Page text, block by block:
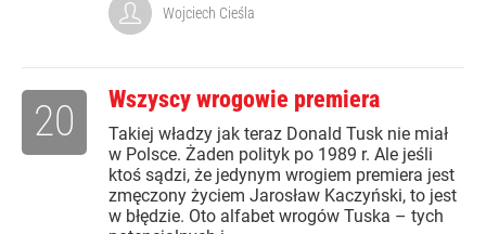
Wojciech Cieśla
Wszyscy wrogowie premiera
Takiej władzy jak teraz Donald Tusk nie miał
w Polsce. Żaden polityk po 1989 r. Ale jeśli
ktoś sądzi, że jedynym wrogiem premiera jest
zmęczony życiem Jarosław Kaczyński, to jest
w błędzie. Oto alfabet wrogów Tuska – tych
20